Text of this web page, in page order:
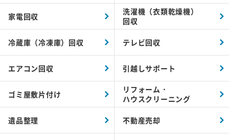
家電回収
洗濯機（衣類乾燥機）
回収
冷蔵庫（冷凍庫）回収 テレビ回収
エアコン回収 引越しサポート
ゴミ屋敷片付け
リフォーム・
ハウスクリーニング
遺品整理 不動産売却